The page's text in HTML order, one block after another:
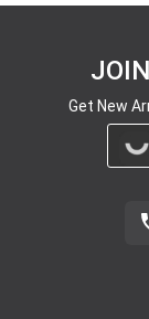
Get New